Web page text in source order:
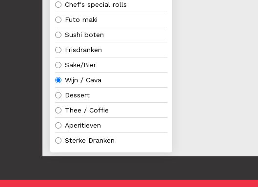
Chef's special rolls
Futo maki
Sushi boten
Frisdranken
Sake/Bier
Wijn / Cava
Dessert
Thee / Coffie
Aperitieven
Sterke Dranken